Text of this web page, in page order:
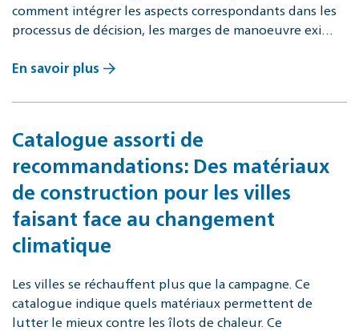
comment intégrer les aspects correspondants dans les
processus de décision, les marges de manoeuvre exi…
En savoir plus
Catalogue assorti de
recommandations: Des matériaux
de construction pour les villes
faisant face au changement
climatique
Les villes se réchauffent plus que la campagne. Ce
catalogue indique quels matériaux permettent de
lutter le mieux contre les îlots de chaleur. Ce